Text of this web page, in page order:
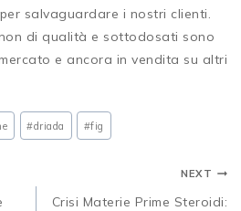
salvaguardare i nostri clienti.
di qualità e sottodosati sono
e ancora in vendita su altri
#driada #fig
NEXT
Crisi Materie Prime Steroidi: